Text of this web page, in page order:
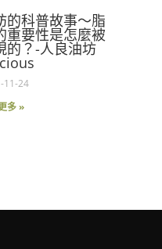
的科普故事～脂
重要性是怎麼被
的？-人良油坊
11-24
多 »